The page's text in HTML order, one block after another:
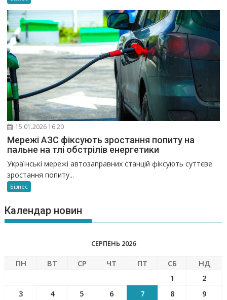
15.01.2026 16:20
Мережі АЗС фіксують зростання попиту на
пальне на тлі обстрілів енергетики
Українські мережі автозаправних станцій фіксують суттєве
зростання попиту...
Бізнес
Календар новин
СЕРПЕНЬ 2026
ПН ВТ СР ЧТ ПТ СБ
НД
1
2
3
4 5 6 7 8 9